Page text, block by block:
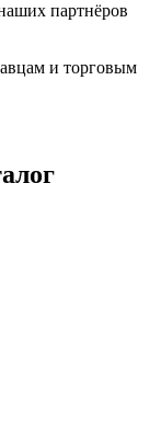
партнёров
и торговым